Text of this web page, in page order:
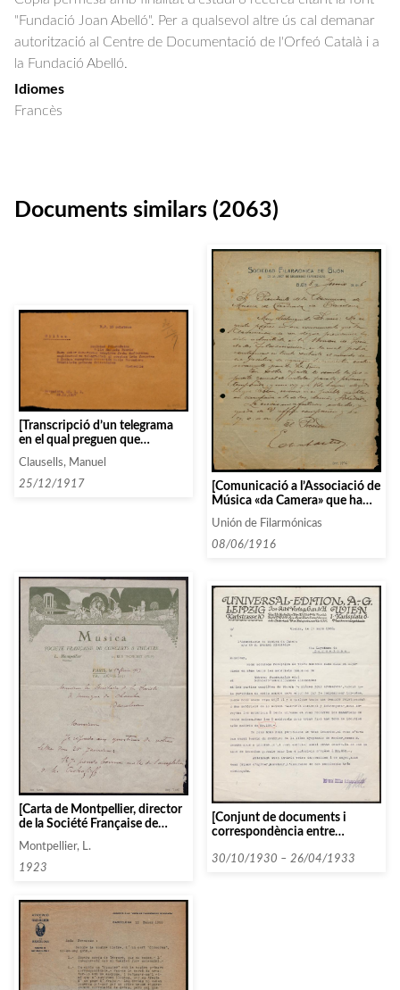
"Fundació Joan Abelló". Per a qualsevol altre ús cal demanar
autorització al Centre de Documentació de l'Orfeó Català i a
la Fundació Abelló.
Idiomes
Francès
Documents similars (2063)
[Transcripció d’un telegrama
en el qual preguen que
confirmin les dates de
confirmació del Trio Fémina]
Clausells, Manuel
25/12/1917
[Comunicació a l’Associació de
Música «da Camera» que ha
estat acceptada com a membre
de la Unión de Filarmónicas]
Unión de Filarmónicas
08/06/1916
[Carta de Montpellier, director
de la Société Française de
Concerts a Théatre a Manel
Clausells.]
Montpellier, L.
1923
[Conjunt de documents i
correspondència entre
i entitats seguint un ordre
30/10/1930 – 26/04/1933